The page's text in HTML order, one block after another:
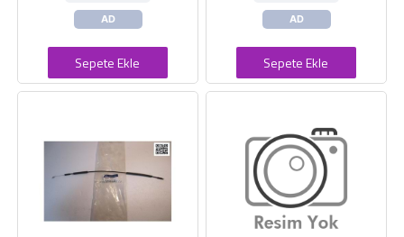
AD
Sepete Ekle
AD
Sepete Ekle